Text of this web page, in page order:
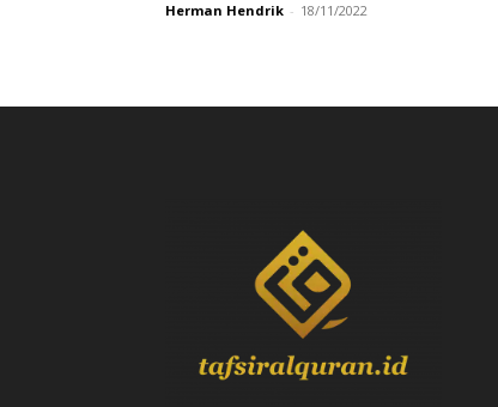
Herman Hendrik - 18/11/2022